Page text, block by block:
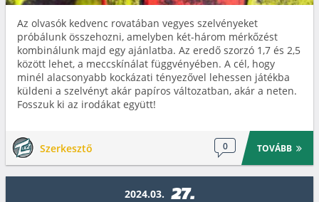
Az olvasók kedvenc rovatában vegyes szelvényeket
próbálunk összehozni, amelyben két-három mérkőzést
kombinálunk majd egy ajánlatba. Az eredő szorzó 1,7 és 2,5
között lehet, a meccskínálat függvényében. A cél, hogy
minél alacsonyabb kockázati tényezővel lehessen játékba
küldeni a szelvényt akár papíros változatban, akár a neten.
Fosszuk ki az irodákat együtt!
Szerkesztő 0 TOVÁBB
2024.03. 27.